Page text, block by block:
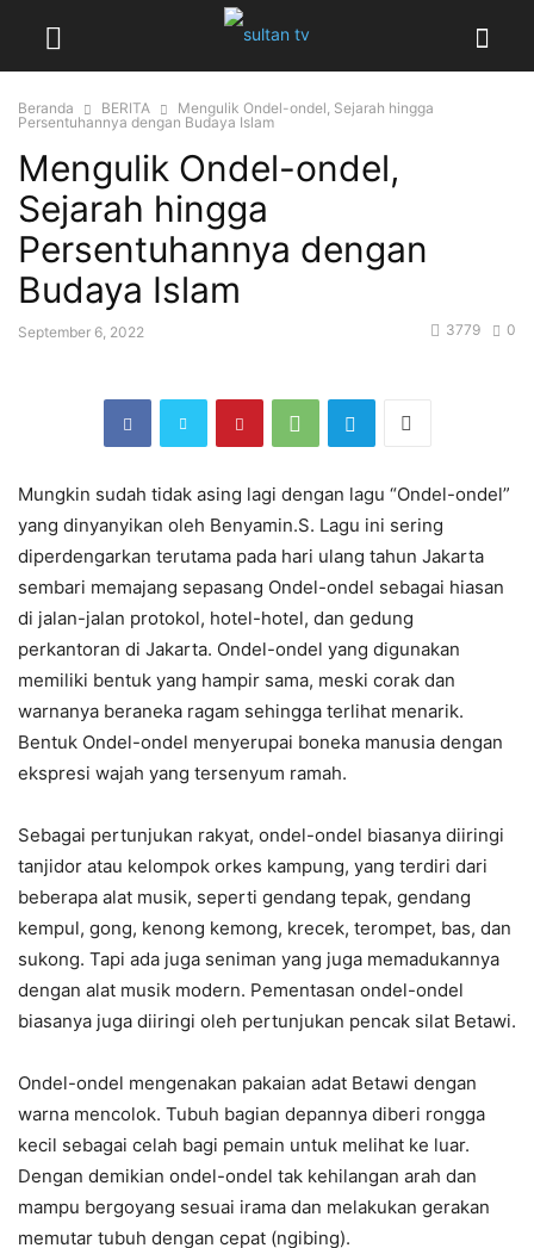
Beranda BERITA
Mengulik Ondel-ondel, Sejarah hingga
Persentuhannya dengan Budaya Islam
Mengulik Ondel-ondel,
Sejarah hingga
Persentuhannya dengan
Budaya Islam
September 6, 2022 0
3779
Mungkin sudah tidak asing lagi dengan lagu “Ondel-ondel”
yang dinyanyikan oleh Benyamin.S. Lagu ini sering
diperdengarkan terutama pada hari ulang tahun Jakarta
sembari memajang sepasang Ondel-ondel sebagai hiasan
di jalan-jalan protokol, hotel-hotel, dan gedung
perkantoran di Jakarta. Ondel-ondel yang digunakan
memiliki bentuk yang hampir sama, meski corak dan
warnanya beraneka ragam sehingga terlihat menarik.
Bentuk Ondel-ondel menyerupai boneka manusia dengan
ekspresi wajah yang tersenyum ramah.
Sebagai pertunjukan rakyat, ondel-ondel biasanya diiringi
tanjidor atau kelompok orkes kampung, yang terdiri dari
beberapa alat musik, seperti gendang tepak, gendang
kempul, gong, kenong kemong, krecek, terompet, bas, dan
sukong. Tapi ada juga seniman yang juga memadukannya
dengan alat musik modern. Pementasan ondel-ondel
biasanya juga diiringi oleh pertunjukan pencak silat Betawi.
Ondel-ondel mengenakan pakaian adat Betawi dengan
warna mencolok. Tubuh bagian depannya diberi rongga
kecil sebagai celah bagi pemain untuk melihat ke luar.
Dengan demikian ondel-ondel tak kehilangan arah dan
mampu bergoyang sesuai irama dan melakukan gerakan
memutar tubuh dengan cepat (ngibing).